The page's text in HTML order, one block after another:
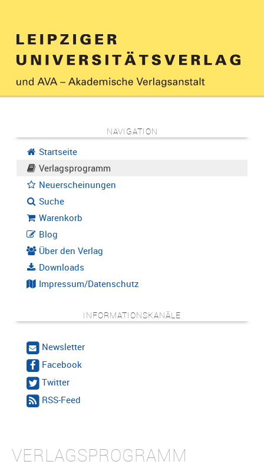
NAVIGATION
Startseite
Verlagsprogramm
Neuerscheinungen
Suche
Warenkorb
Blog
Über den Verlag
Downloads
Impressum/Datenschutz
INFORMATIONSKANÄLE
Newsletter
Facebook
Twitter
RSS-Feed
VERLAGSPROGRAMM